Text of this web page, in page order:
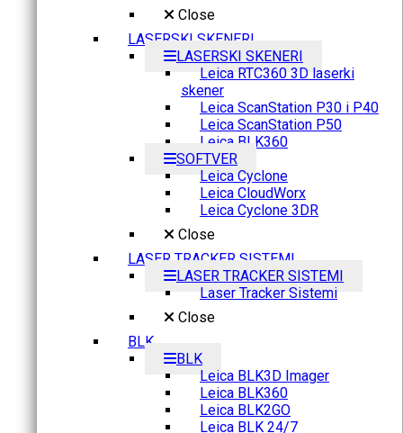
Close
LASERSKI SKENERI
LASERSKI SKENERI
Leica RTC360 3D laserki
skener
Leica ScanStation P30 i P40
Leica ScanStation P50
Leica BLK360
SOFTVER
Leica Cyclone
Leica CloudWorx
Leica Cyclone 3DR
Close
LASER TRACKER SISTEMI
LASER TRACKER SISTEMI
Laser Tracker Sistemi
Close
BLK
BLK
Leica BLK3D Imager
Leica BLK360
Leica BLK2GO
Leica BLK 24/7